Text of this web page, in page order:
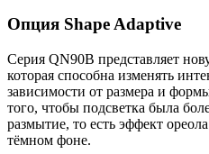
Опция Shape Adaptive
Серия QN90B представляет
которая способна изменять
зависимости от размера и
того, чтобы подсветка была
размытие, то есть эффект
тёмном фоне.